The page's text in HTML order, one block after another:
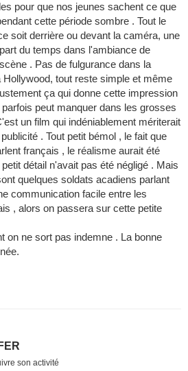
pour que nos jeunes sachent ce que
cette période sombre . Tout le
soit derrière ou devant la caméra, une
du temps dans l'ambiance de
. Pas de fulgurance dans la
Hollywood, tout reste simple et même
ça qui donne cette impression
peut manquer dans les grosses
un film qui indéniablement mériterait
. Tout petit bémol , le fait que
français , le réalisme aurait été
détail n'avait pas été négligé . Mais
quelques soldats acadiens parlant
communication facile entre les
, alors on passera sur cette petite
on ne sort pas indemne . La bonne
son activité